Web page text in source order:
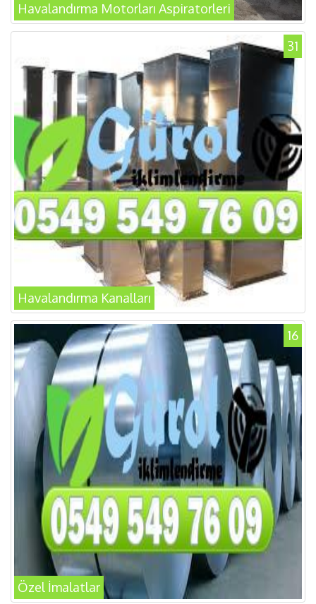
Havalandırma Motorları Aspiratorleri
31
Havalandırma Kanalları
16
Özel İmalatlar